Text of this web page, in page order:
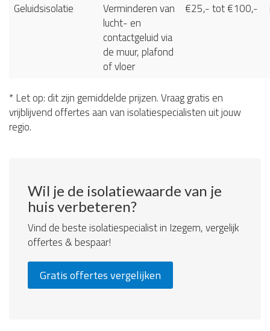
Geluidsisolatie
Verminderen van
lucht- en
contactgeluid via
de muur, plafond
of vloer
€25,- tot €100,-
* Let op: dit zijn gemiddelde prijzen. Vraag gratis en
vrijblijvend offertes aan van isolatiespecialisten uit jouw
regio.
Wil je de isolatiewaarde van je
huis verbeteren?
Vind de beste isolatiespecialist in Izegem, vergelijk
offertes & bespaar!
Gratis offertes vergelijken